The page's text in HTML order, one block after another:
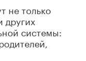
не только
других
системы: